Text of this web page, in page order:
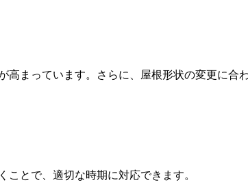
まっています。さらに、屋根形状の変更に合
とで、適切な時期に対応できます。